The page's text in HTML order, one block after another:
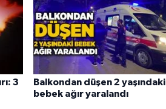
3
Balkondan düşen 2 yaşındaki
bebek ağır yaralandı